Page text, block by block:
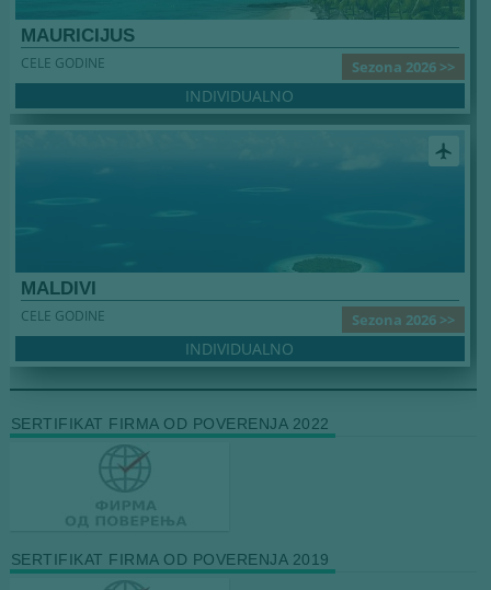
MAURICIJUS
Sezona 2026 >>
CELE GODINE
INDIVIDUALNO
airplanemode_active
MALDIVI
Sezona 2026 >>
CELE GODINE
INDIVIDUALNO
SERTIFIKAT FIRMA OD POVERENJA 2022
SERTIFIKAT FIRMA OD POVERENJA 2019